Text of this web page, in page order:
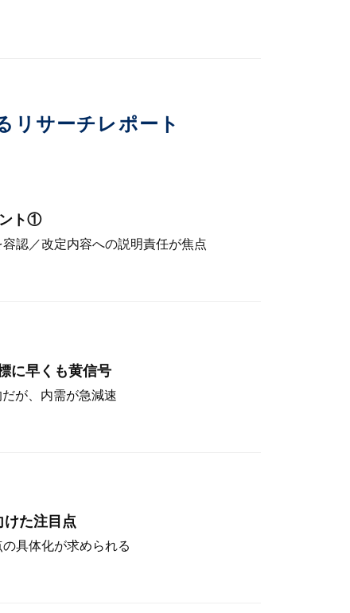
リサーチレポート
ント①
認／改定内容への説明責任が焦点
に早くも黄信号
が、内需が急減速
けた注目点
具体化が求められる